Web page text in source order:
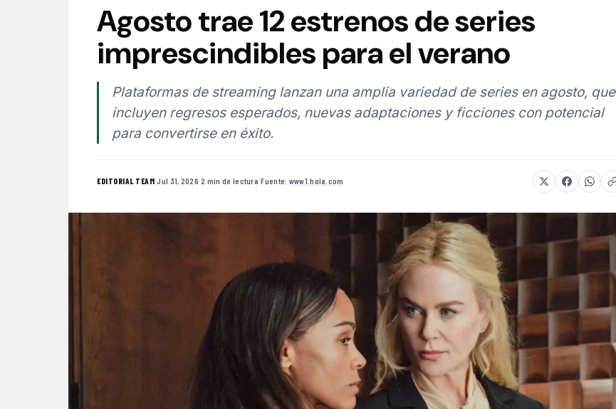
Agosto trae 12 estrenos de series
imprescindibles para el verano
Plataformas de streaming lanzan una amplia variedad de series en agosto, que
incluyen regresos esperados, nuevas adaptaciones y ficciones con potencial
para convertirse en éxito.
EDITORIAL TEAM·Jul 31, 2026·2 min de lectura·Fuente: www1.hola.com